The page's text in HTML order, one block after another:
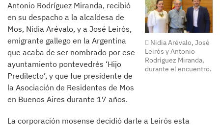
Nidia Arévalo, José
Leirós y Antonio
Rodríguez Miranda,
durante el encuentro.
Antonio Rodríguez Miranda, recibió
en su despacho a la alcaldesa de
Mos, Nidia Arévalo, y a José Leirós,
emigrante gallego en la Argentina
que acaba de ser nombrado por ese
ayuntamiento pontevedrés ‘Hijo
Predilecto’, y que fue presidente de
la Asociación de Residentes de Mos
en Buenos Aires durante 17 años.
La corporación mosense decidió darle a Leirós esta